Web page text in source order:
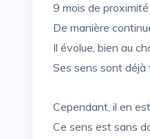
9 mois de
De manière
Il évolue, bien au
Ses sens sont
Cependant, il en
Ce sens est sans